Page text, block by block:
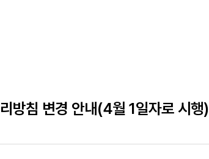
방침 변경 안내(4월 1일자로 시행)